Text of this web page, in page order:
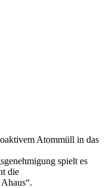
Atommüll in das
spielt es
die